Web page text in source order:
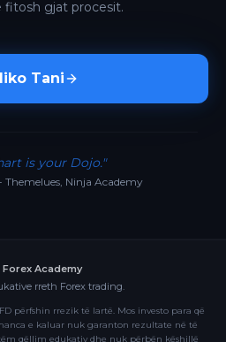
fitosh gjat procesit.
Tani
is your Dojo."
Themelues, Ninja Academy
Forex Academy
rreth Forex trading.
përfshin rrezik të lartë. Mos investo para që
e kaluar nuk garanton rezultate në të
qëllim edukativ dhe nuk përbën këshillë